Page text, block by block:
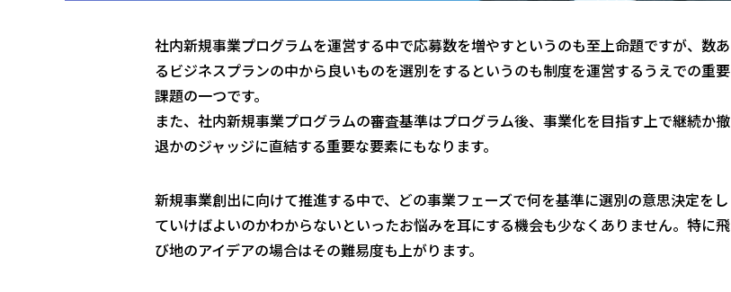
社内新規事業プログラムを運営する中で応募数を増やすというのも至上命題ですが、数あ
るビジネスプランの中から良いものを選別をするというのも制度を運営するうえでの重要
課題の一つです。
また、社内新規事業プログラムの審査基準はプログラム後、事業化を目指す上で継続か撤
退かのジャッジに直結する重要な要素にもなります。
新規事業創出に向けて推進する中で、どの事業フェーズで何を基準に選別の意思決定をし
ていけばよいのかわからないといったお悩みを耳にする機会も少なくありません。特に飛
び地のアイデアの場合はその難易度も上がります。